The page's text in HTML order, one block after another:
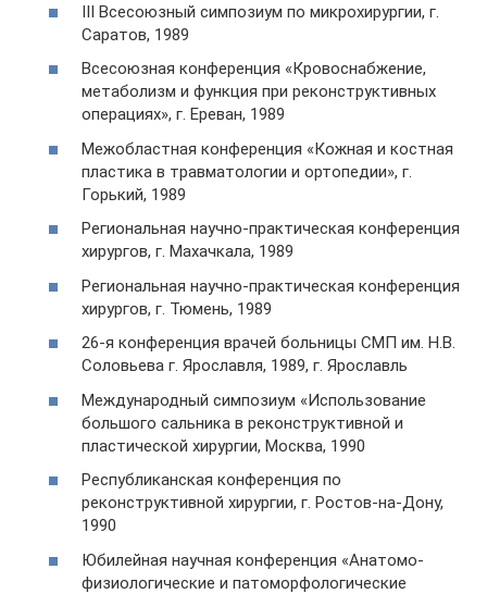
III Всесоюзный симпозиум по микрохирургии, г.
Саратов, 1989
Всесоюзная конференция «Кровоснабжение,
метаболизм и функция при реконструктивных
операциях», г. Ереван, 1989
Межобластная конференция «Кожная и костная
пластика в травматологии и ортопедии», г.
Горький, 1989
Региональная научно-практическая конференция
хирургов, г. Махачкала, 1989
Региональная научно-практическая конференция
хирургов, г. Тюмень, 1989
26-я конференция врачей больницы СМП им. Н.В.
Соловьева г. Ярославля, 1989, г. Ярославль
Международный симпозиум «Использование
большого сальника в реконструктивной и
пластической хирургии, Москва, 1990
Республиканская конференция по
реконструктивной хирургии, г. Ростов-на-Дону,
1990
Юбилейная научная конференция «Анатомо-
физиологические и патоморфологические